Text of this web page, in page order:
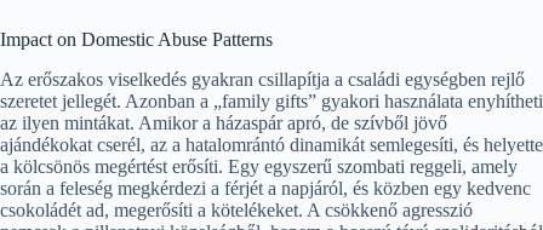
Impact on Domestic Abuse Patterns
Az erőszakos viselkedés gyakran csillapítja a családi egységben rejlő
szeretet jellegét. Azonban a „family gifts” gyakori használata enyhítheti
az ilyen mintákat. Amikor a házaspár apró, de szívből jövő
ajándékokat cserél, az a hatalomrántó dinamikát semlegesíti, és helyette
a kölcsönös megértést erősíti. Egy egyszerű szombati reggeli, amely
során a feleség megkérdezi a férjét a napjáról, és közben egy kedvenc
csokoládét ad, megerősíti a kötelékeket. A csökkenő agresszió